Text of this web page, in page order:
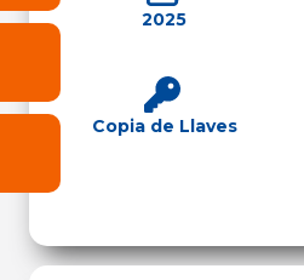
2025
Copia de Llaves